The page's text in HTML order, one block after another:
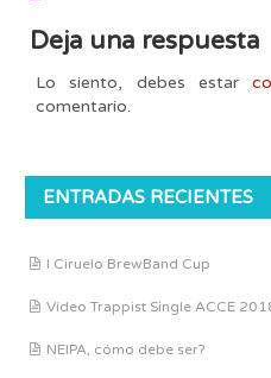
Deja una respuesta
Lo siento, debes estar
comentario.
ENTRADAS RECIENTES
I Ciruelo BrewBand Cup
Vídeo Trappist Single ACCE
NEIPA, cómo debe ser?